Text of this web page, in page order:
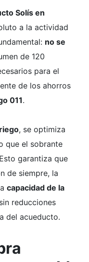
Solís en
a la actividad
no se
de 120
para el
de los ahorros
011.
, se optimiza
que el sobrante
garantiza que
de siempre, la
capacidad de la
reducciones
del acueducto.